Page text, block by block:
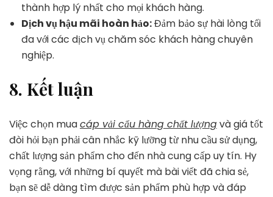
thành hợp lý nhất cho mọi khách hàng.
Dịch vụ hậu mãi hoàn hảo:Đảm bảo sự hài lòng tối
đa với các dịch vụ chăm sóc khách hàng chuyên
nghiệp.
8. Kết luận
Việc chọn muacáp vải cẩu hàng chất lượngvà giá tốt
đòi hỏi bạn phải cân nhắc kỹ lưỡng từ nhu cầu sử dụng,
chất lượng sản phẩm cho đến nhà cung cấp uy tín. Hy
vọng rằng, với những bí quyết mà bài viết đã chia sẻ,
bạn sẽ dễ dàng tìm được sản phẩm phù hợp và đáp